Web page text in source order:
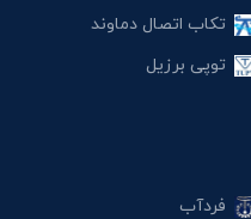
تکاب اتصال دماوند
توپی برزیل
فردآب